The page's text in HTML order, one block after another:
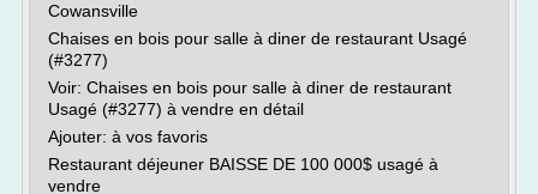
Cowansville
Chaises en bois pour salle à diner de restaurant Usagé
(#3277)
Voir: Chaises en bois pour salle à diner de restaurant
Usagé (#3277) à vendre en détail
Ajouter: à vos favoris
Restaurant déjeuner BAISSE DE 100 000$ usagé à
vendre